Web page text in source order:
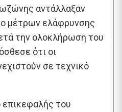
αντάλλαξαν
μέτρων ελάφρυνσης
την ολοκλήρωση του
ότι οι
σε τεχνικό
του